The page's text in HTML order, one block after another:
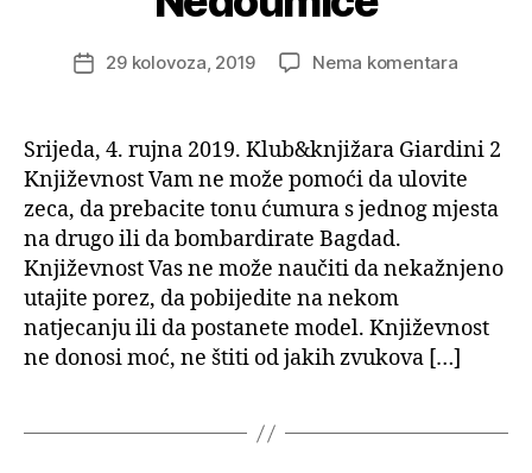
Datum
29 kolovoza, 2019 Nema komentarana
Srijeda, 4. rujna 2019. Klub&knjižara Giardini 2
Književnost Vam ne može pomoći da ulovite
zeca, da prebacite tonu ćumura s jednog mjesta
na drugo ili da bombardirate Bagdad.
Književnost Vas ne može naučiti da nekažnjeno
utajite porez, da pobijedite na nekom
natjecanju ili da postanete model. Književnost
ne donosi moć, ne štiti od jakih zvukova […]